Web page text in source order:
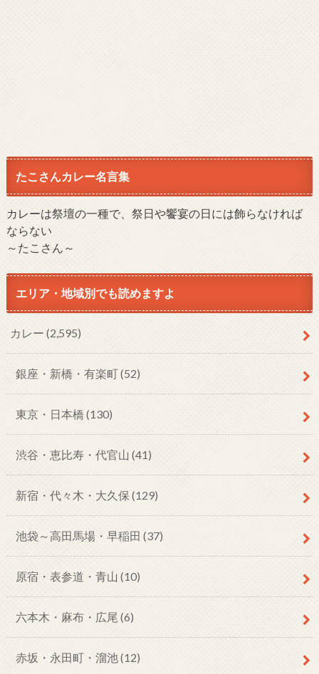
たこさんカレー名言集
カレーは祭壇の一種で、祭日や饗宴の日には飾らなければ
ならない
～たこさん～
エリア・地域別でも読めますよ
カレー (2,595)
銀座・新橋・有楽町(52)
東京・日本橋 (130)
渋谷・恵比寿・代官山 (41)
新宿・代々木・大久保 (129)
池袋～高田馬場・早稲田 (37)
原宿・表参道・青山 (10)
六本木・麻布・広尾 (6)
赤坂・永田町・溜池(12)